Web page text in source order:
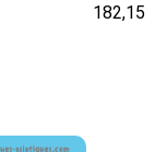
182,15